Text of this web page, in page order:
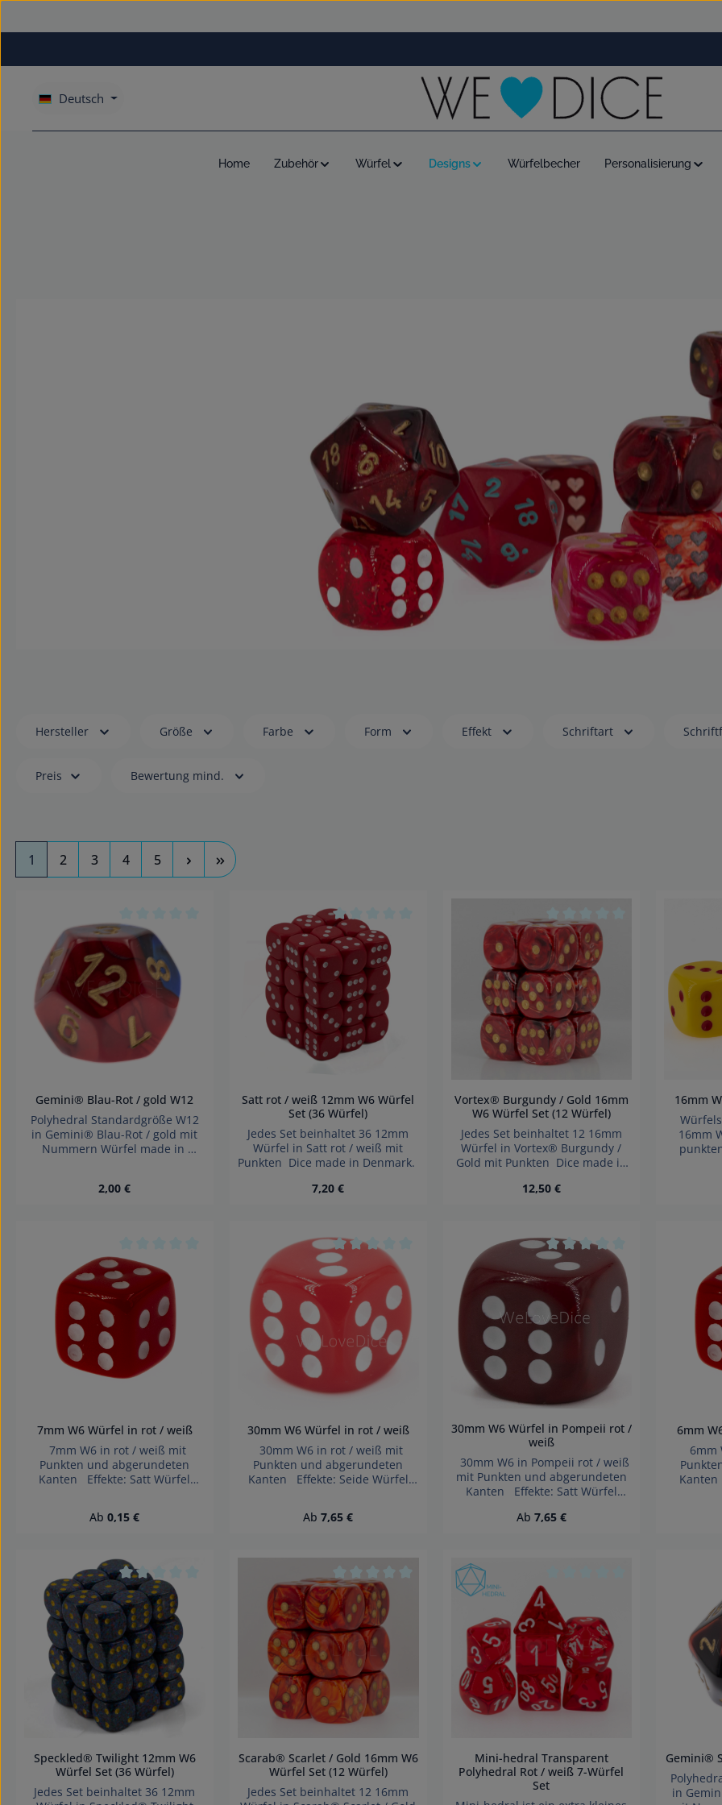
Deutsch
Home Zubehör Würfel Designs Würfelbecher Personalisierung
Hersteller Größe Farbe Form Effekt Schriftart
Preis Bewertung mind.
Seite
1 Seite
2 Seite
3 Seite
4 Seite
5
Durchschnittliche Bewertung von 0 von 5 Sternen
Gemini® Blau-Rot / gold W12
Polyhedral Standardgröße W12
in Gemini® Blau-Rot / gold mit
Nummern Würfel made in
für Kinder unter 3 Jahren
Regulärer Preis:
2,00 €
Produkt Anzahl: Gib den gewünschten Wert ein oder benutze die
Durchschnittliche Bewertung von 0 von 5 Sternen
Satt rot / weiß 12mm W6 Würfel
Set (36 Würfel)
Jedes Set beinhaltet 36 12mm
Würfel in Satt rot / weiß mit
Punkten Dice made in Denmark.
Regulärer Preis:
7,20 €
Produkt Anzahl: Gib den gewünschten Wert ein
Durchschnittliche Bewertung
Vortex® Burgundy / Gold 16mm
W6 Würfel Set (12 Würfel)
Jedes Set beinhaltet 12 16mm
Würfel in Vortex® Burgundy /
Gold mit Punkten Dice made in
Regulärer Preis:
12,50 €
Produkt Anzahl: Gib den
16mm
16mm
Kanten
Durchschnittliche Bewertung von 0 von 5 Sternen
7mm W6 Würfel in rot / weiß
7mm W6 in rot / weiß mit
Punkten und abgerundeten
Kanten Effekte: Satt Würfel
Kleinteile nicht für Kinder unter
Regulärer Preis:
Ab0,15 €
Durchschnittliche Bewertung von 0 von 5 Sternen
30mm W6 Würfel in rot / weiß
30mm W6 in rot / weiß mit
Punkten und abgerundeten
Kanten Effekte: Seide Würfel
Kleinteile nicht für Kinder unter
Regulärer Preis:
Ab7,65 €
Durchschnittliche Bewertung
30mm W6 Würfel in Pompeii rot /
weiß
30mm W6 in Pompeii rot / weiß
mit Punkten und abgerundeten
Kanten Effekte: Satt Würfel
Wegen verschluckbarer
Regulärer Preis:
Ab 7,65 €
6mm
6mm
Durchschnittliche Bewertung von 0 von 5 Sternen
Speckled® Twilight 12mm W6
Würfel Set (36 Würfel)
Jedes Set beinhaltet 36 12mm
Durchschnittliche Bewertung von 0 von 5 Sternen
Scarab® Scarlet / Gold 16mm W6
Würfel Set (12 Würfel)
Jedes Set beinhaltet 12 16mm
Durchschnittliche Bewertung
Mini-hedral Transparent
Polyhedral Rot / weiß 7-Würfel
Set
in